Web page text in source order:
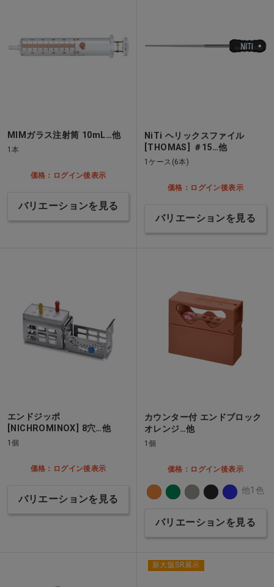
MIMガラス注射筒 10mL…他
1本
価格：ログイン後表示
バリエーションを見る
NiTi ヘリックスファイル
[THOMAS] ＃15…他
1ケース(6本)
価格：ログイン後表示
バリエーションを見る
エンドジッポ
[NICHROMINOX] 8穴…他
1個
価格：ログイン後表示
バリエーションを見る
カウンター付 エンドブロック
オレンジ…他
1個
価格：ログイン後表示
他1色
バリエーションを見る
新大阪SR展示